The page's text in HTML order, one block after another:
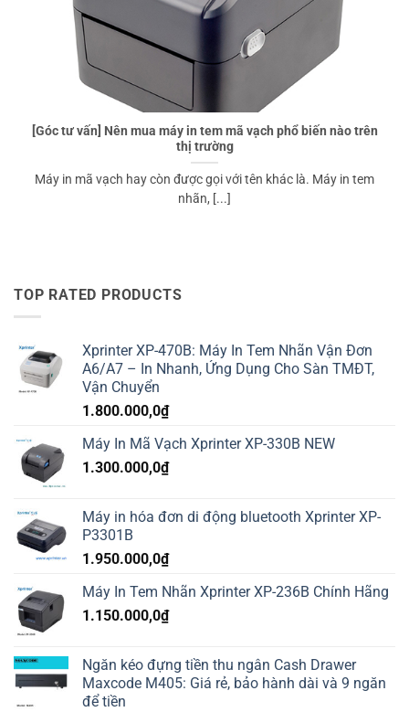
[Góc tư vấn] Nên mua máy in tem mã vạch phổ biến nào trên
thị trường
Máy in mã vạch hay còn được gọi với tên khác là. Máy in tem
nhãn, [...]
TOP RATED PRODUCTS
Xprinter XP-470B: Máy In Tem Nhãn Vận Đơn
A6/A7 – In Nhanh, Ứng Dụng Cho Sàn TMĐT,
Vận Chuyển
1.800.000,0₫
Máy In Mã Vạch Xprinter XP-330B NEW
1.300.000,0₫
Máy in hóa đơn di động bluetooth Xprinter XP-
P3301B
1.950.000,0₫
Máy In Tem Nhãn Xprinter XP-236B Chính Hãng
1.150.000,0₫
Ngăn kéo đựng tiền thu ngân Cash Drawer
Maxcode M405: Giá rẻ, bảo hành dài và 9 ngăn
để tiền